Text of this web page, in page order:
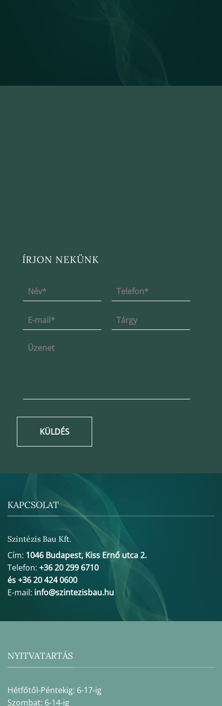
ÍRJON NEKÜNK
KÜLDÉS
KAPCSOLAT
Szintézis Bau Kft.
Cím: 1046 Budapest, Kiss Ernő utca 2.
Telefon: +36 20 299 6710
és +36 20 424 0600
E-mail: info@szintezisbau.hu
NYITVATARTÁS
Hétfőtől-Péntekig: 6-17-ig
Szombat: 6-14-ig